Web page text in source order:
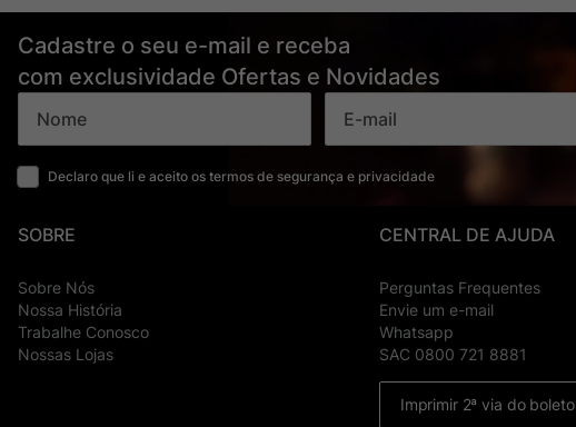
Cadastre o seu e-mail e receba
com exclusividade Ofertas e Novidades
Declaro que li e aceito os termos de segurança e privacidade
SOBRE
Sobre Nós
Nossa História
Trabalhe Conosco
Nossas Lojas
CENTRAL DE AJUDA
Perguntas Frequentes
Envie um e-mail
Whatsapp
SAC 0800 721 8881
Imprimir 2ª via do boleto